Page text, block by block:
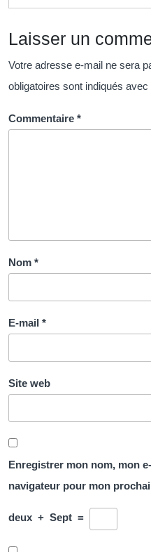
Laisser un
Votre adresse e-mail ne sera
obligatoires sont indiqués avec
Commentaire *
Nom *
E-mail *
Site web
Enregistrer mon nom, mon
navigateur pour mon
deux + Sept =